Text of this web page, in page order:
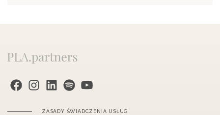
PLA.partners na Facebook
Instagram
PLA.partners na LinkedIn
PLA.partners na Spotify
ZASADY ŚWIADCZENIA USŁUG